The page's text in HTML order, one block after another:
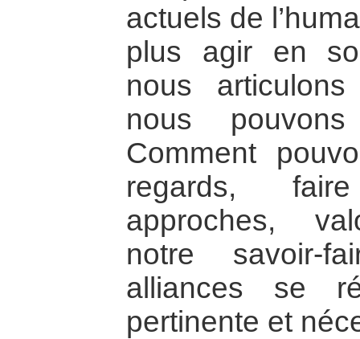
actuels de
plus agir en
nous
nous
Comment
regards,
approches,
notre savoir-
alliances se
pertinente et